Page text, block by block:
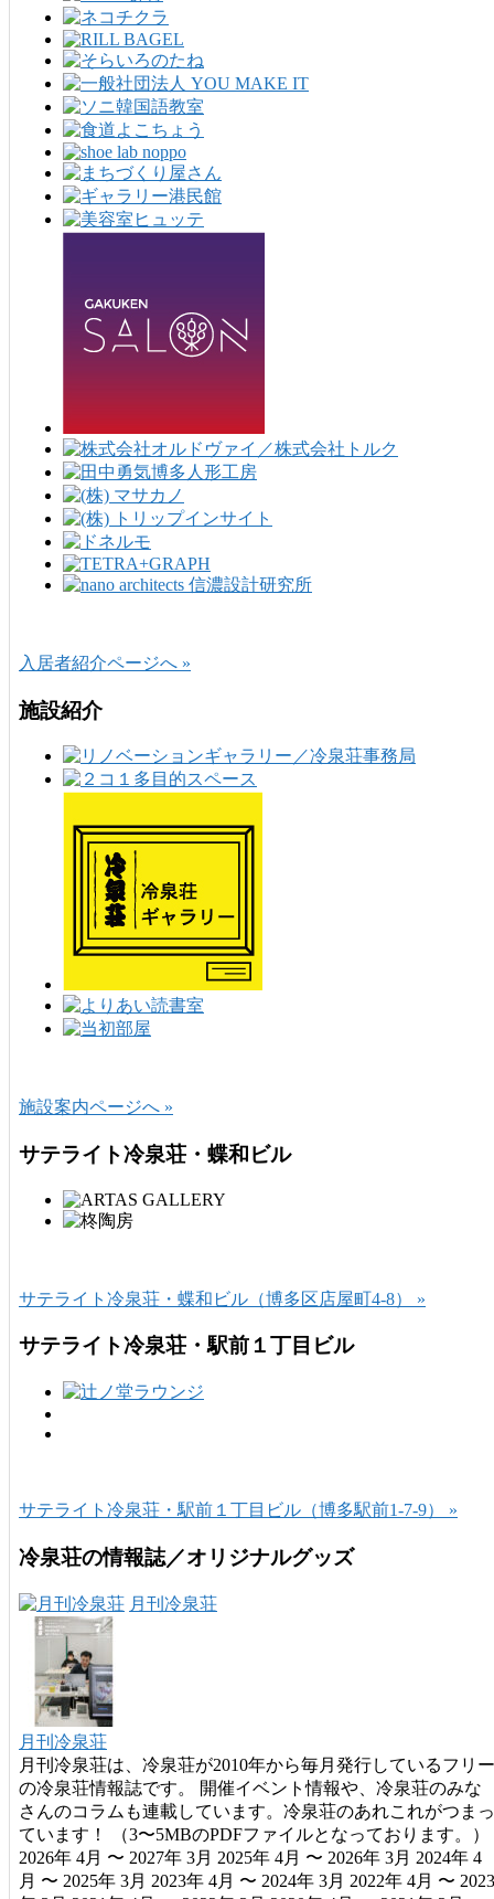
入居者紹介ページへ »
施設紹介
施設案内ページへ »
サテライト冷泉荘・蝶和ビル
サテライト冷泉荘・蝶和ビル（博多区店屋町4-8） »
サテライト冷泉荘・駅前１丁目ビル
サテライト冷泉荘・駅前１丁目ビル（博多駅前1-7-9） »
冷泉荘の情報誌／オリジナルグッズ
月刊冷泉荘
月刊冷泉荘
月刊冷泉荘は、冷泉荘が2010年から毎月発行しているフリー
の冷泉荘情報誌です。 開催イベント情報や、冷泉荘のみな
さんのコラムも連載しています。冷泉荘のあれこれがつまっ
ています！ （3〜5MBのPDFファイルとなっております。）
2026年 4月 〜 2027年 3月 2025年 4月 〜 2026年 3月 2024年 4
月 〜 2025年 3月 2023年 4月 〜 2024年 3月 2022年 4月 〜 2023